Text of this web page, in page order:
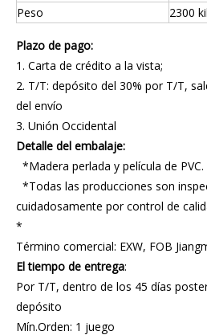
Peso
2300
Plazo de pago:
1. Carta de crédito a la vista;
2. T/T: depósito del 30% por T/T,
del envío
3. Unión Occidental
Detalle del embalaje:
*Madera perlada y película de PVC.
*Todas las producciones son
cuidadosamente por control de
*
Término comercial: EXW, FOB
El tiempo de entrega:
Por T/T, dentro de los 45 días
depósito
Mín.Orden: 1 juego